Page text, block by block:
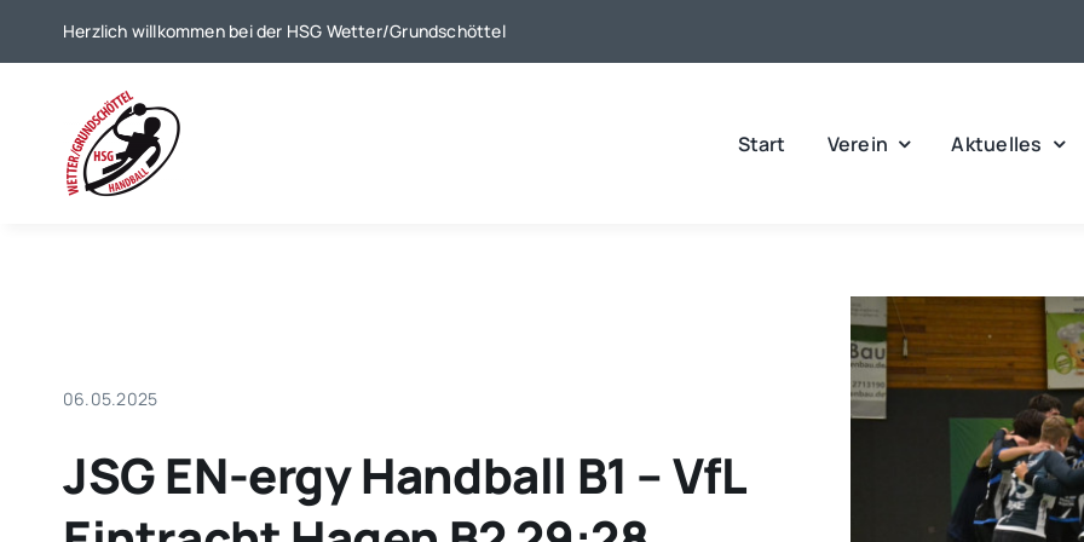
Herzlich willkommen bei der HSG Wetter/Grundschöttel
Start Verein Aktuelles
06.05.2025
JSG EN-ergy Handball B1 – VfL